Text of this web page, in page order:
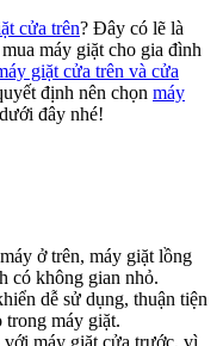
cửa trên? Đây có lẽ là
máy giặt cho gia đình
giặt cửa trên và cửa
định nên chọn máy
đây nhé!
ở trên, máy giặt lồng
có không gian nhỏ.
dễ sử dụng, thuận tiện
trong máy giặt.
máy giặt cửa trước, vì